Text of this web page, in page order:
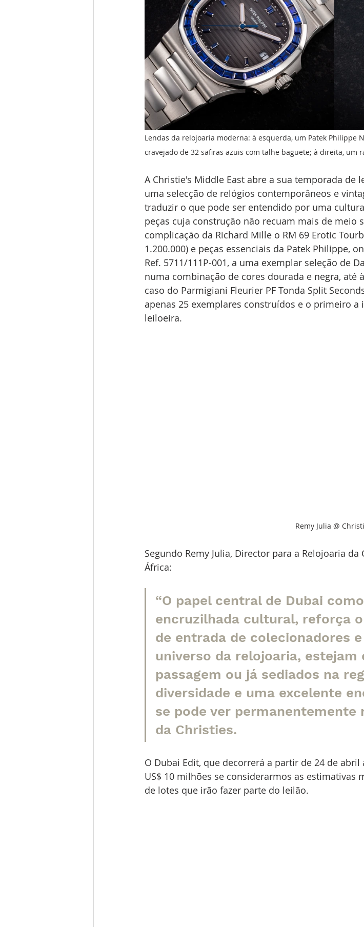
Lendas da relojoaria moderna: à esquerda, um Patek Philippe
cravejado de 32 safiras azuis com talhe baguete; à direita, um
A Christie's Middle East abre a sua temporada de
uma selecção de relógios contemporâneos e
traduzir o que pode ser entendido por uma
peças cuja construção não recuam mais de meio
complicação da Richard Mille o RM 69 Erotic
1.200.000) e peças essenciais da Patek Philippe,
Ref. 5711/111P-001, a uma exemplar seleção de
numa combinação de cores dourada e negra, até
caso do Parmigiani Fleurier PF Tonda Split
apenas 25 exemplares construídos e o primeiro
leiloeira.
Remy Julia @
Segundo Remy Julia, Director para a Relojoaria
África:
“O papel central de Dubai
encruzilhada cultural, reforça
de entrada de colecionadores
universo da relojoaria, estejam
passagem ou já sediados na
diversidade e uma excelente
se pode ver
da Christies.
O Dubai Edit, que decorrerá a partir de 24 de
US$ 10 milhões se considerarmos as estimativas
de lotes que irão fazer parte do leilão.